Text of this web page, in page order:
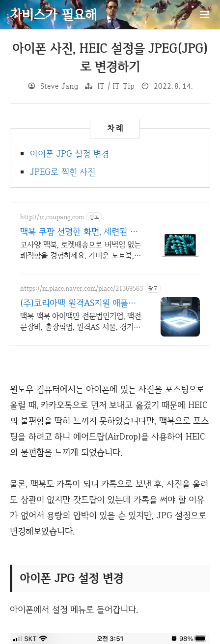
자비스가 필요해
아이폰 사진, HEIC 설정을 JPEG(JPG)
로 변경하기
Steve Jang IT / IT Tip 2022. 8. 14.
아이폰 JPG 설정 변경
JPEG로 찍힌 사진
http://m.coupang.com 광고
맥북 쿠팡 선명한 화면, 세련된 디
자인
고사양 맥북, 로켓배송으로 버벅임 없는
쾌적함을 경험하세요. 가벼운 노트북,
https://m.place.naver.com/place/21369563 광고
(주)코리아맥 원격AS지원 애플정
식자격보유 신속출장점검
맥북 맥북 아이맥만 전문법인기업, 맥전
문장비, 출장픽업, 원격AS 서울, 경기,
윈도우 컴퓨터에서는 아이폰에 있는 사진을 포스팅으로
올릴 때, 카카오톡으로 먼저 보내고 옮겼기 때문에 HEIC
의 불편함을 딱히 느끼지 못하였습니다만, 맥북으로 포스
팅을 하려고 하니 에어드랍(AirDrop)을 사용하여 HEIC
의 불편함을 느끼게 되었습니다.
물론, 맥북도 카톡이 되니 카톡으로 보낸 후, 사진을 올려
도 상관이 없지만 갓드랍이 있는데 카톡을 써야 할 이유
가 없어서 용량의 압박이 있을 순 있지만, JPG 설정으로
변경해보았습니다.
아이폰 JPG 설정 변경
아이폰에서 설정 메뉴로 들어갑니다.